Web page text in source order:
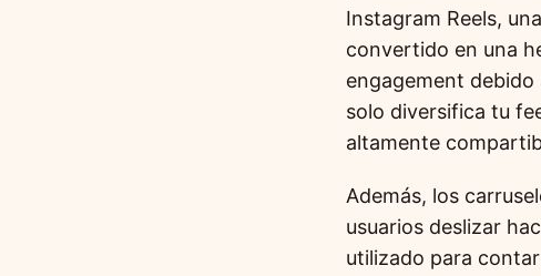
Instagram Reels,
convertido en una
engagement
solo diversifica tu
altamente
Además, los
usuarios deslizar
utilizado para